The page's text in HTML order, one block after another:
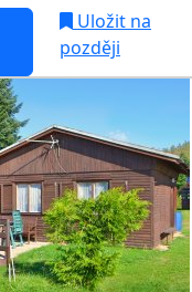
Uložit na
později